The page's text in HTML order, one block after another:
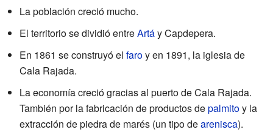
La población creció mucho.
El territorio se dividió entreArtáy Capdepera.
En 1861 se construyó el faroy en 1891, la iglesia de
Cala Rajada.
La economía creció gracias al puerto de Cala Rajada.
También por la fabricación de productos depalmitoy la
extracción de piedra de marés (un tipo dearenisca).